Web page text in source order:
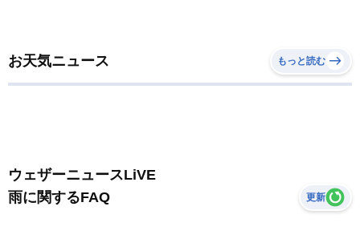
お天気ニュース もっと読む
ウェザーニュースLiVE
雨に関するFAQ
更新